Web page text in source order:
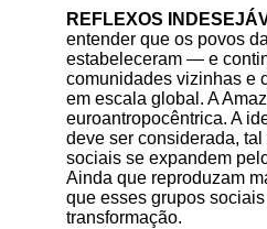
REFLEXOS
entender que os povos
estabeleceram — e
comunidades vizinhas e
em escala global. A
euroantropocêntrica. A
deve ser considerada,
sociais se expandem
Ainda que reproduzam
que esses grupos
transformação.